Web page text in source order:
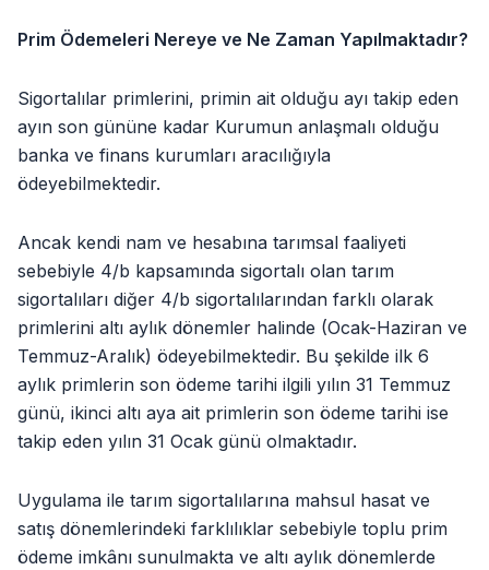
Prim Ödemeleri Nereye ve Ne Zaman Yapılmaktadır?
Sigortalılar primlerini, primin ait olduğu ayı takip eden
ayın son gününe kadar Kurumun anlaşmalı olduğu
banka ve finans kurumları aracılığıyla
ödeyebilmektedir.
Ancak kendi nam ve hesabına tarımsal faaliyeti
sebebiyle 4/b kapsamında sigortalı olan tarım
sigortalıları diğer 4/b sigortalılarından farklı olarak
primlerini altı aylık dönemler halinde (Ocak-Haziran ve
Temmuz-Aralık) ödeyebilmektedir. Bu şekilde ilk 6
aylık primlerin son ödeme tarihi ilgili yılın 31 Temmuz
günü, ikinci altı aya ait primlerin son ödeme tarihi ise
takip eden yılın 31 Ocak günü olmaktadır.
Uygulama ile tarım sigortalılarına mahsul hasat ve
satış dönemlerindeki farklılıklar sebebiyle toplu prim
ödeme imkânı sunulmakta ve altı aylık dönemlerde